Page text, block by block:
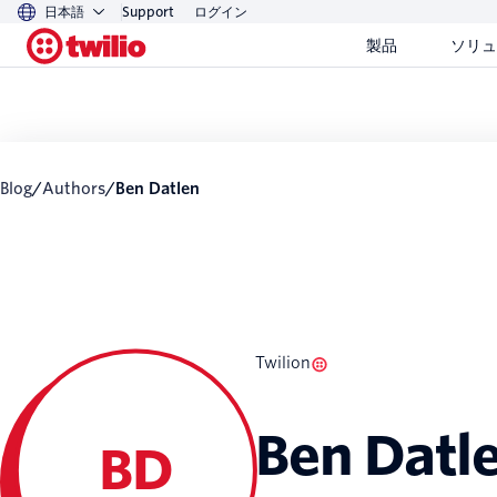
日本語 Support ログイン
製品 ソリ
Blog/ Authors/ Ben Datlen
BD
Twilion
Ben